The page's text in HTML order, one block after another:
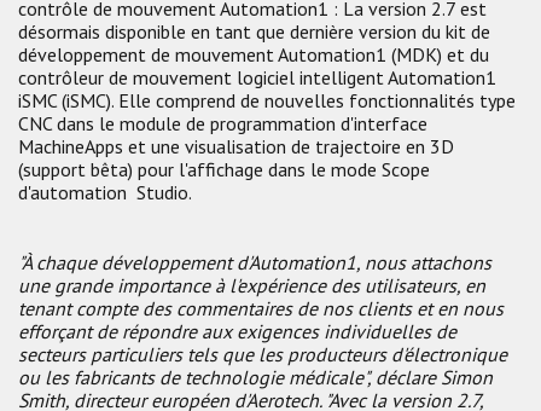
contrôle de mouvement Automation1 : La version 2.7 est
désormais disponible en tant que dernière version du kit de
développement de mouvement Automation1 (MDK) et du
contrôleur de mouvement logiciel intelligent Automation1
iSMC (iSMC). Elle comprend de nouvelles fonctionnalités type
CNC dans le module de programmation d'interface
MachineApps et une visualisation de trajectoire en 3D
(support bêta) pour l'affichage dans le mode Scope
d'automation Studio.
"À chaque développement d'Automation1, nous attachons
une grande importance à l'expérience des utilisateurs, en
tenant compte des commentaires de nos clients et en nous
efforçant de répondre aux exigences individuelles de
secteurs particuliers tels que les producteurs d'électronique
ou les fabricants de technologie médicale", déclare Simon
Smith, directeur européen d'Aerotech. "Avec la version 2.7,